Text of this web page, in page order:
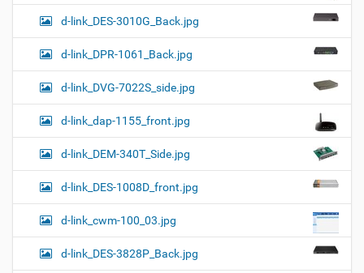
d-link_DES-3010G_Back.jpg
d-link_DPR-1061_Back.jpg
d-link_DVG-7022S_side.jpg
d-link_dap-1155_front.jpg
d-link_DEM-340T_Side.jpg
d-link_DES-1008D_front.jpg
d-link_cwm-100_03.jpg
d-link_DES-3828P_Back.jpg